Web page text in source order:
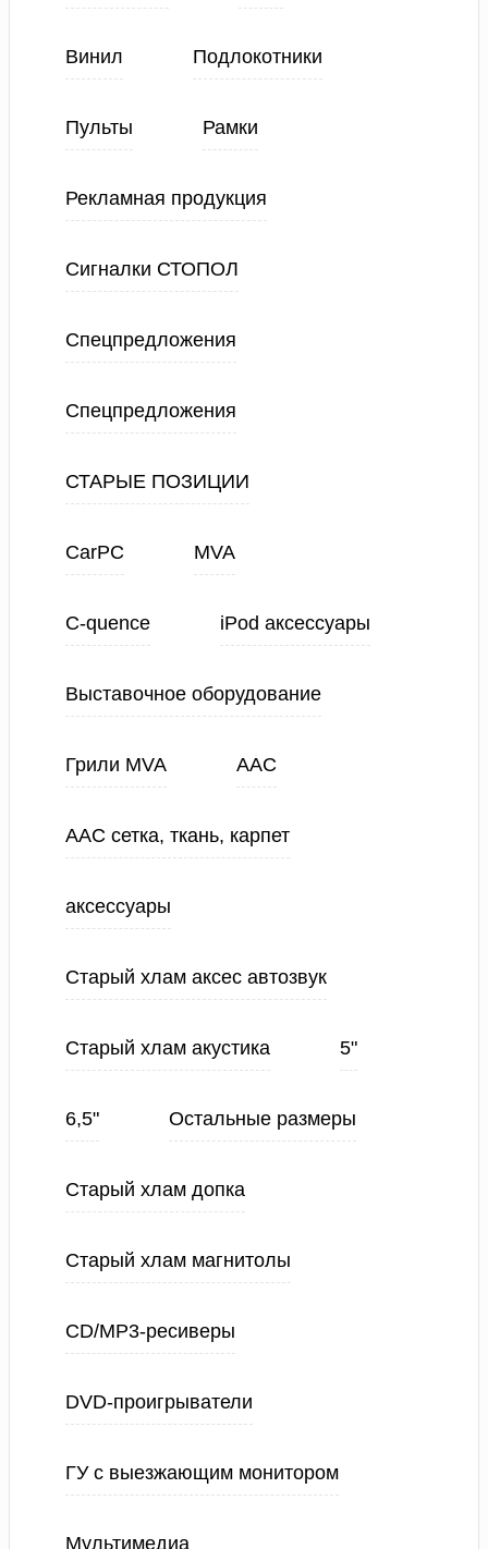
Винил Подлокотники
Пульты Рамки
Рекламная продукция
Сигналки СТОПОЛ
Спецпредложения
Спецпредложения
СТАРЫЕ ПОЗИЦИИ
CarPC MVA
C-quence iPod аксессуары
Выставочное оборудование
Грили MVA ААС
ААС сетка, ткань, карпет
аксессуары
Старый хлам аксес автозвук
Старый хлам акустика 5"
6,5" Остальные размеры
Старый хлам допка
Старый хлам магнитолы
CD/MP3-ресиверы
DVD-проигрыватели
ГУ с выезжающим монитором
Мультимедиа